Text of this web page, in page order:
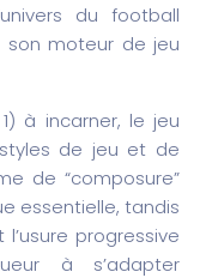
du football
son moteur de jeu
à incarner, le jeu
de jeu et de
de “composure”
essentielle, tandis
progressive
à s’adapter